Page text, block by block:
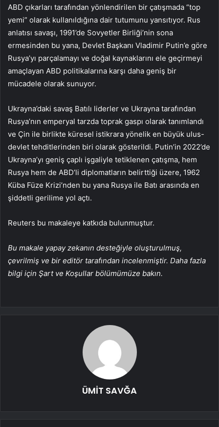
ABD çıkarları tarafından yönlendirilen bir çatışmada “top
yemi” olarak kullanıldığına dair tutumunu yansıtıyor. Rus
anlatısı savaşı, 1991’de Sovyetler Birliği’nin sona
ermesinden bu yana, Devlet Başkanı Vladimir Putin’e göre
Rusya’yı parçalamayı ve doğal kaynaklarını ele geçirmeyi
amaçlayan ABD politikalarına karşı daha geniş bir
mücadele olarak sunuyor.
Ukrayna’daki savaş Batılı liderler ve Ukrayna tarafından
Rusya’nın emperyal tarzda toprak gaspı olarak tanımlandı
ve Çin ile birlikte küresel istikrara yönelik en büyük ulus-
devlet tehditlerinden biri olarak gösterildi. Putin’in 2022’de
Ukrayna’yı geniş çaplı işgaliyle tetiklenen çatışma, hem
Rusya hem de ABD’li diplomatların belirttiği üzere, 1962
Küba Füze Krizi’nden bu yana Rusya ile Batı arasında en
şiddetli gerilime yol açtı.
Reuters bu makaleye katkıda bulunmuştur.
Bu makale yapay zekanın desteğiyle oluşturulmuş,
çevrilmiş ve bir editör tarafından incelenmiştir. Daha fazla
bilgi için Şart ve Koşullar bölümümüze bakın.
ÜMİT SAVĞA